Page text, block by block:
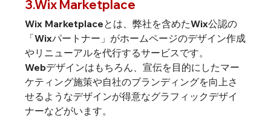
3.Wix Marketplace
Wix Marketplaceとは、弊社を含めたWix公認の
「Wixパートナー」がホームページのデザイン作成
やリニューアルを代行するサービスです。
Webデザインはもちろん、宣伝を目的にしたマー
ケティング施策や自社のブランディングを向上さ
せるようなデザインが得意なグラフィックデザイ
ナーなどがいます。